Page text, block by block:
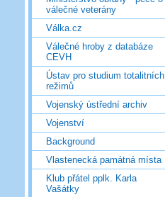
válečné veterány
Válka.cz
Válečné hroby z databáze
CEVH
Ústav pro studium totalitních
režimů
Vojenský ústřední archiv
Vojenství
Background
Vlastenecká památná místa
Klub přátel pplk. Karla
Vašátky